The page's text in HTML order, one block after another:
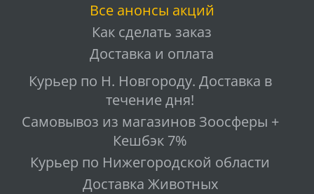
Все анонсы акций
Как сделать заказ
Доставка и оплата
Курьер по Н. Новгороду. Доставка в
течение дня!
Самовывоз из магазинов Зоосферы +
Кешбэк 7%
Курьер по Нижегородской области
Доставка Животных